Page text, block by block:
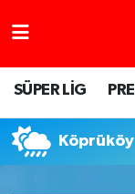
SÜPER LİG